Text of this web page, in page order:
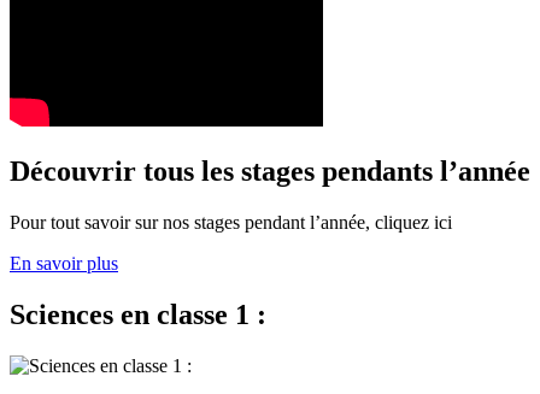
Découvrir tous les stages pendants l’année
Pour tout savoir sur nos stages pendant l’année, cliquez ici
En savoir plus
Sciences en classe 1 :